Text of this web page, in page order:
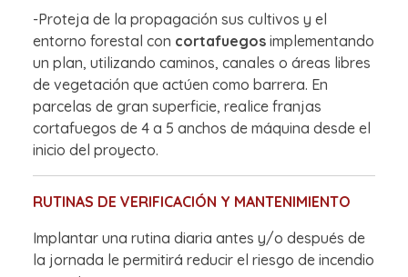
-Proteja de la propagación sus cultivos y el
entorno forestal con cortafuegos implementando
un plan, utilizando caminos, canales o áreas libres
de vegetación que actúen como barrera. En
parcelas de gran superficie, realice franjas
cortafuegos de 4 a 5 anchos de máquina desde el
inicio del proyecto.
RUTINAS DE VERIFICACIÓN Y MANTENIMIENTO
Implantar una rutina diaria antes y/o después de
la jornada le permitirá reducir el riesgo de incendio